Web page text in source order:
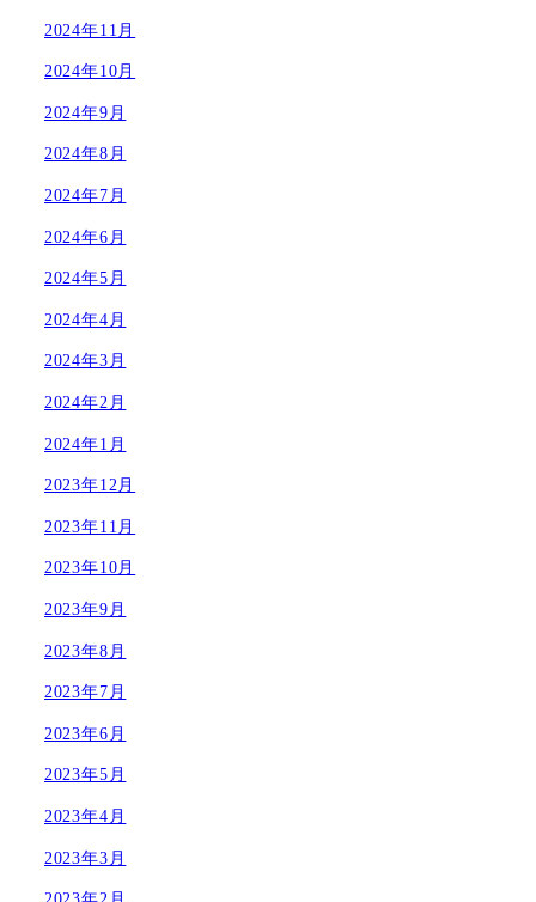
2024年11月
2024年10月
2024年9月
2024年8月
2024年7月
2024年6月
2024年5月
2024年4月
2024年3月
2024年2月
2024年1月
2023年12月
2023年11月
2023年10月
2023年9月
2023年8月
2023年7月
2023年6月
2023年5月
2023年4月
2023年3月